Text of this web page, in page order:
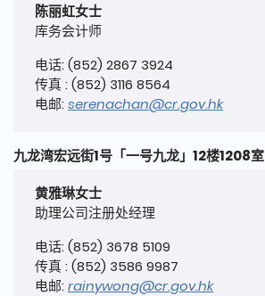
陈丽虹女士
库务会计师
电话: (852) 2867 3924
传真 : (852) 3116 8564
电邮: serenachan@cr.gov.hk
九龙湾宏远街1号「一号九龙」12楼1208室
黄雅琳女士
助理公司注册处经理
电话: (852) 3678 5109
传真 : (852) 3586 9987
电邮: rainywong@cr.gov.hk